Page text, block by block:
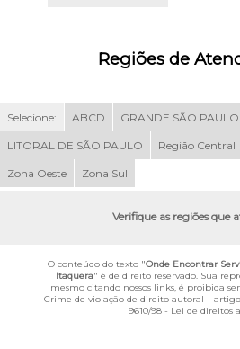
Regiões de
Selecione: ABCD GRANDE SÃO PAULO
LITORAL DE SÃO PAULO Região Central
Zona Oeste Zona Sul
Verifique as regiões que
O conteúdo do texto "Onde Encontrar
Itaquera" é de direito reservado. Sua
mesmo citando nossos links, é proibida
Crime de violação de direito autoral –
9610/98 - Lei de direitos